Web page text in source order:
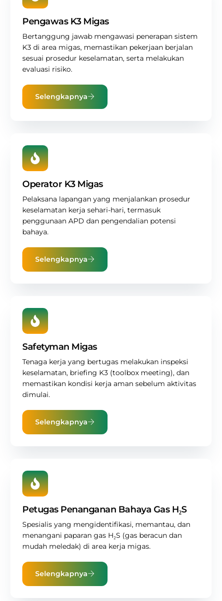
Pengawas K3 Migas
Bertanggung jawab mengawasi penerapan sistem
K3 di area migas, memastikan pekerjaan berjalan
sesuai prosedur keselamatan, serta melakukan
evaluasi risiko.
Selengkapnya
Operator K3 Migas
Pelaksana lapangan yang menjalankan prosedur
keselamatan kerja sehari-hari, termasuk
penggunaan APD dan pengendalian potensi
bahaya.
Selengkapnya
Safetyman Migas
Tenaga kerja yang bertugas melakukan inspeksi
keselamatan, briefing K3 (toolbox meeting), dan
memastikan kondisi kerja aman sebelum aktivitas
dimulai.
Selengkapnya
Petugas Penanganan Bahaya Gas H₂S
Spesialis yang mengidentifikasi, memantau, dan
menangani paparan gas H₂S (gas beracun dan
mudah meledak) di area kerja migas.
Selengkapnya